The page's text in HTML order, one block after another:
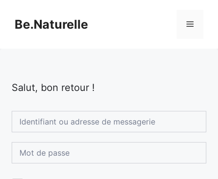
contenuBe.Naturelle Menu
Salut, bon retour !